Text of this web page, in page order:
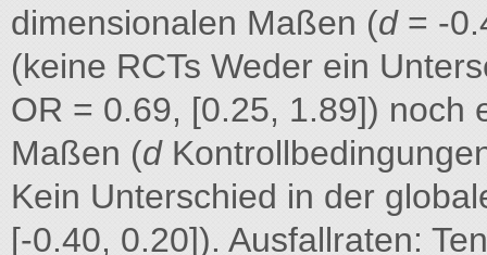
dimensionalen Maßen (d= -
(keine RCTs Weder ein
OR = 0.69, [0.25, 1.89]) noch
Maßen (d
Kein Unterschied in der
[-0.40, 0.20]). Ausfallraten: